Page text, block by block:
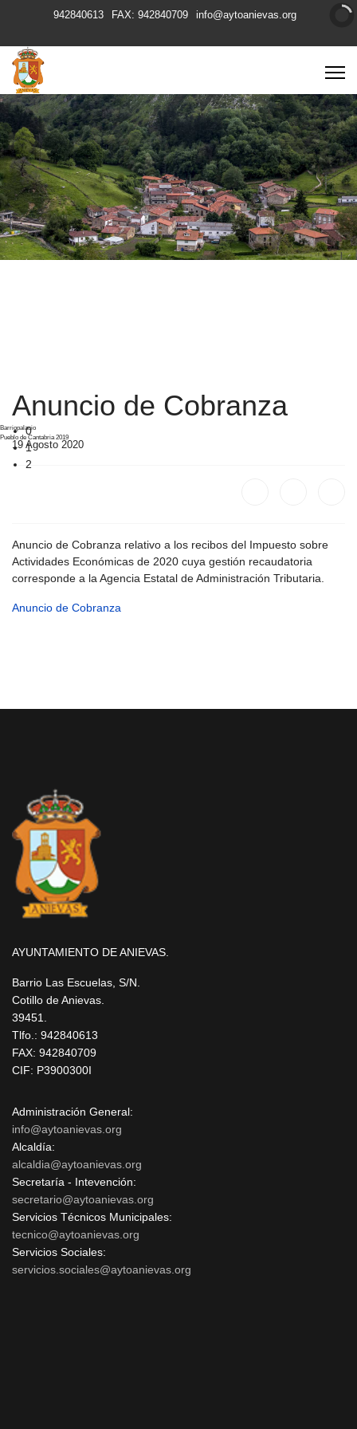
942840613 FAX: 942840709 info@aytoanievas.org
Barriopalacio
Pueblo de Cantabria 2019
0
1
2
Anuncio de Cobranza
19 Agosto 2020
Anuncio de Cobranza relativo a los recibos del Impuesto sobre
Actividades Económicas de 2020 cuya gestión recaudatoria
corresponde a la Agencia Estatal de Administración Tributaria.
Anuncio de Cobranza
AYUNTAMIENTO DE ANIEVAS.
Barrio Las Escuelas, S/N.
Cotillo de Anievas.
39451.
Tlfo.: 942840613
FAX: 942840709
CIF: P3900300I
Administración General:
info@aytoanievas.org
Alcaldía:
alcaldia@aytoanievas.org
Secretaría - Intevención:
secretario@aytoanievas.org
Servicios Técnicos Municipales:
tecnico@aytoanievas.org
Servicios Sociales:
servicios.sociales@aytoanievas.org